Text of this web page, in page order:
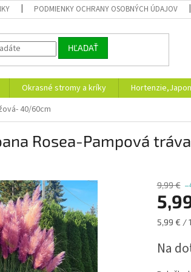
PODMIENKY OCHRANY OSOBNÝCH ÚDAJOV
HĽADAŤ
Okrasné stromy a kríky
40/60cm
Rosea-Pampová
9,99 €
5,99 € /
Na